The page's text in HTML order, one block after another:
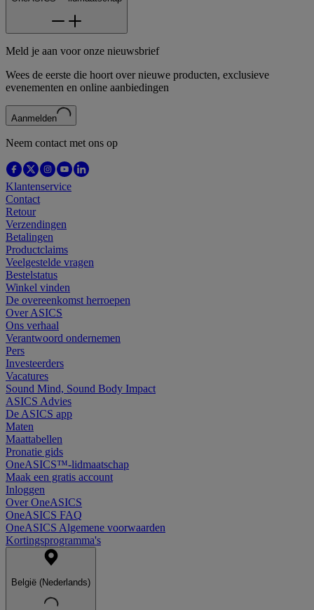
Meld je aan voor onze nieuwsbrief
Wees de eerste die hoort over nieuwe producten, exclusieve
evenementen en online aanbiedingen
Aanmelden
Neem contact met ons op
Klantenservice
Contact
Retour
Verzendingen
Betalingen
Productclaims
Veelgestelde vragen
Bestelstatus
Winkel vinden
De overeenkomst herroepen
Over ASICS
Ons verhaal
Verantwoord ondernemen
Pers
Investeerders
Vacatures
Sound Mind, Sound Body Impact
ASICS Advies
De ASICS app
Maten
Maattabellen
Pronatie gids
OneASICS™-lidmaatschap
Maak een gratis account
Inloggen
Over OneASICS
OneASICS FAQ
OneASICS Algemene voorwaarden
Kortingsprogramma's
België (Nederlands)